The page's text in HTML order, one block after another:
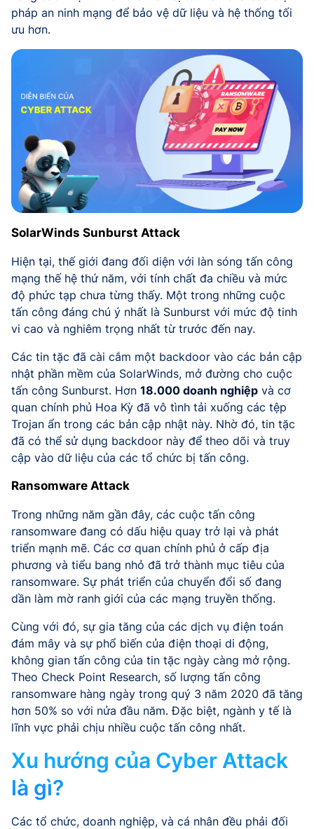
pháp an ninh mạng để bảo vệ dữ liệu và hệ thống tối
ưu hơn.
SolarWinds Sunburst Attack
Hiện tại, thế giới đang đối diện với làn sóng tấn công
mạng thế hệ thứ năm, với tính chất đa chiều và mức
độ phức tạp chưa từng thấy. Một trong những cuộc
tấn công đáng chú ý nhất là Sunburst với mức độ tinh
vi cao và nghiêm trọng nhất từ trước đến nay.
Các tin tặc đã cài cắm một backdoor vào các bản cập
nhật phần mềm của SolarWinds, mở đường cho cuộc
tấn công Sunburst. Hơn 18.000 doanh nghiệp và cơ
quan chính phủ Hoa Kỳ đã vô tình tải xuống các tệp
Trojan ẩn trong các bản cập nhật này. Nhờ đó, tin tặc
đã có thể sử dụng backdoor này để theo dõi và truy
cập vào dữ liệu của các tổ chức bị tấn công.
Ransomware Attack
Trong những năm gần đây, các cuộc tấn công
ransomware đang có dấu hiệu quay trở lại và phát
triển mạnh mẽ. Các cơ quan chính phủ ở cấp địa
phương và tiểu bang nhỏ đã trở thành mục tiêu của
ransomware. Sự phát triển của chuyển đổi số đang
dần làm mờ ranh giới của các mạng truyền thống.
Cùng với đó, sự gia tăng của các dịch vụ điện toán
đám mây và sự phổ biến của điện thoại di động,
không gian tấn công của tin tặc ngày càng mở rộng.
Theo Check Point Research, số lượng tấn công
ransomware hàng ngày trong quý 3 năm 2020 đã tăng
hơn 50% so với nửa đầu năm. Đặc biệt, ngành y tế là
lĩnh vực phải chịu nhiều cuộc tấn công nhất.
Xu hướng của Cyber Attack
là gì?
Các tổ chức, doanh nghiệp, và cá nhân đều phải đối